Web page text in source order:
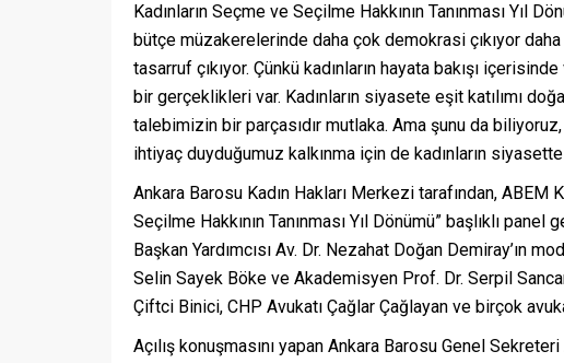
Kadınların Seçme ve Seçilme Hakkının Tanınması Yıl
bütçe müzakerelerinde daha çok demokrasi çıkıyor daha
tasarruf çıkıyor. Çünkü kadınların hayata bakışı
bir gerçeklikleri var. Kadınların siyasete eşit katılımı
talebimizin bir parçasıdır mutlaka. Ama şunu da
ihtiyaç duyduğumuz kalkınma için de kadınların
Ankara Barosu Kadın Hakları Merkezi tarafından, ABEM
Seçilme Hakkının Tanınması Yıl Dönümü” başlıklı
Başkan Yardımcısı Av. Dr. Nezahat Doğan Demiray’ın
Selin Sayek Böke ve Akademisyen Prof. Dr. Serpil
Çiftci Binici, CHP Avukatı Çağlar Çağlayan ve birçok
Açılış konuşmasını yapan Ankara Barosu Genel